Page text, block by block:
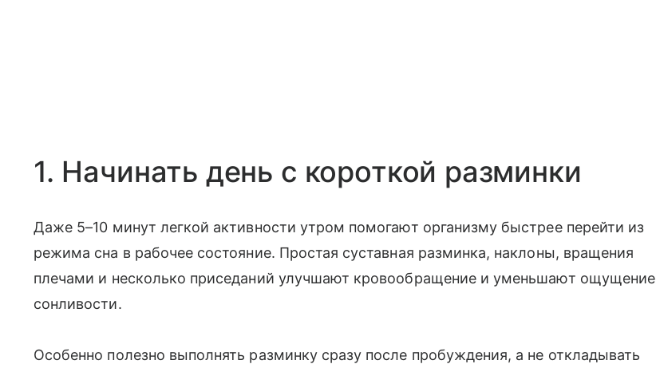
1. Начинать день с короткой разминки
Даже 5–10 минут легкой активности утром помогают организму быстрее перейти из
режима сна в рабочее состояние. Простая суставная разминка, наклоны, вращения
плечами и несколько приседаний улучшают кровообращение и уменьшают ощущение
сонливости.
Особенно полезно выполнять разминку сразу после пробуждения, а не откладывать